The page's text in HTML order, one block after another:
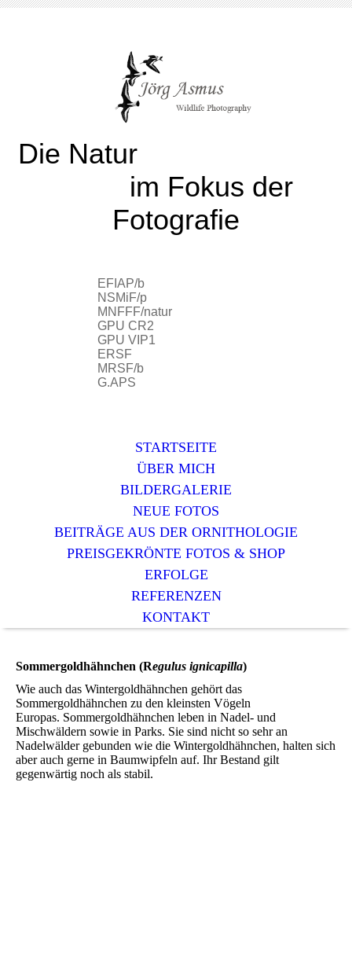
Die Natur
im Fokus der
Fotografie
EFIAP/b
NSMiF/p
MNFFF/natur
GPU CR2
GPU VIP1
ERSF
MRSF/b
G.APS
STARTSEITE
ÜBER MICH
BILDERGALERIE
NEUE FOTOS
BEITRÄGE AUS DER ORNITHOLOGIE
PREISGEKRÖNTE FOTOS & SHOP
ERFOLGE
REFERENZEN
KONTAKT
Sommergoldhähnchen (Regulus ignicapilla)
Wie auch das Wintergoldhähnchen gehört das
Sommergoldhähnchen zu den kleinsten Vögeln
Europas. Sommergoldhähnchen leben in Nadel- und
Mischwäldern sowie in Parks. Sie sind nicht so sehr an
Nadelwälder gebunden wie die Wintergoldhähnchen, halten sich
aber auch gerne in Baumwipfeln auf. Ihr Bestand gilt
gegenwärtig noch als stabil.